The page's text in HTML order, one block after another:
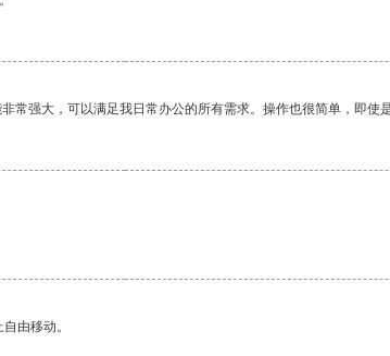
强大，可以满足我日常办公的所有需求。操作也很简单，即使
由移动。